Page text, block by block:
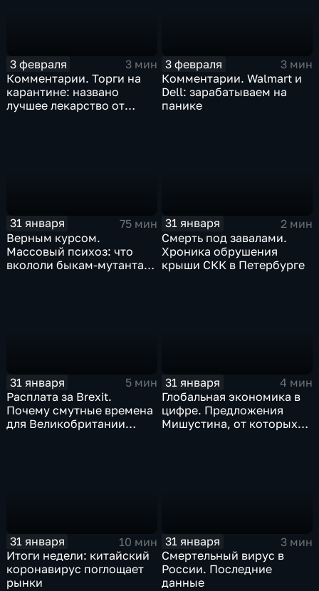
3 февраля
3 мин
Комментарии. Торги на
карантине: названо
лучшее лекарство от
3 февраля
3 мин
Комментарии. Walmart и
Dell: зарабатываем на
панике
31 января
75 мин
Верным курсом.
Массовый психоз: что
вкололи быкам-мутантам,
31 января
2 мин
Смерть под завалами.
Хроника обрушения
крыши СКК в Петербурге
31 января
5 мин
Расплата за Brexit.
Почему смутные времена
для Великобритании
31 января
4 мин
Глобальная экономика в
цифре. Предложения
Мишустина, от которых
31 января
10 мин
Итоги недели: китайский
коронавирус поглощает
рынки
31 января
3 мин
Смертельный вирус в
России. Последние
данные